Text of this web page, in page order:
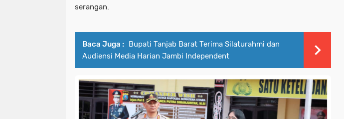
serangan.
Baca Juga : Bupati Tanjab Barat Terima Silaturahmi dan
Audiensi Media Harian Jambi Independent